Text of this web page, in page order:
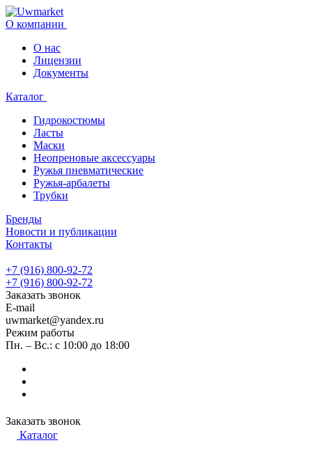
О компании
О нас
Лицензии
Документы
Каталог
Гидрокостюмы
Ласты
Маски
Неопреновые аксессуары
Ружья пневматические
Ружья-арбалеты
Трубки
Бренды
Новости и публикации
Контакты
+7 (916) 800-92-72
+7 (916) 800-92-72
Заказать звонок
E-mail
uwmarket@yandex.ru
Режим работы
Пн. – Вс.: с 10:00 до 18:00
Заказать звонок
Каталог